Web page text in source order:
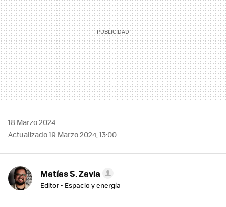
18 Marzo 2024
Actualizado 19 Marzo 2024, 13:00
Matías S. Zavia
Editor - Espacio y energía